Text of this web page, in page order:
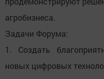
агробизнеса.
Задачи Форума:
1. Создать
новых цифровых